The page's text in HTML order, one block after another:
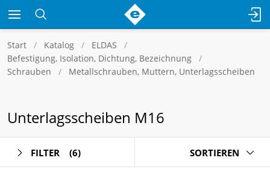
Start Katalog
ELDAS
Befestigung, Isolation, Dichtung, Bezeichnung
Schrauben
Metallschrauben, Muttern, Unterlagsscheiben
Unterlagsscheiben M16
FILTER (6) SORTIEREN